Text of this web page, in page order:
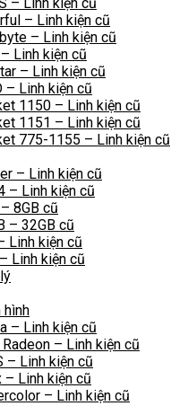
– Linh kiện cũ
– Linh kiện cũ
– Linh kiện cũ
Linh kiện cũ
– Linh kiện cũ
– Linh kiện cũ
1150 – Linh kiện cũ
1151 – Linh kiện cũ
775-1155 – Linh kiện cũ
– Linh kiện cũ
– Linh kiện cũ
8GB cũ
– 32GB cũ
Linh kiện cũ
Linh kiện cũ
hình
– Linh kiện cũ
– Linh kiện cũ
– Linh kiện cũ
– Linh kiện cũ
– Linh kiện cũ